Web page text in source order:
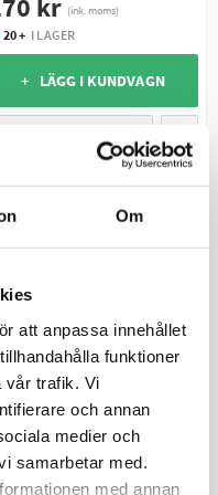
Om
att anpassa innehållet
funktioner
vår trafik. Vi
och annan
medier och
samarbetar med.
med annan
kr (ink. moms)
20 + I LAGER
+ LÄGG I KUNDVAGN
HF196
kr (ink. moms)